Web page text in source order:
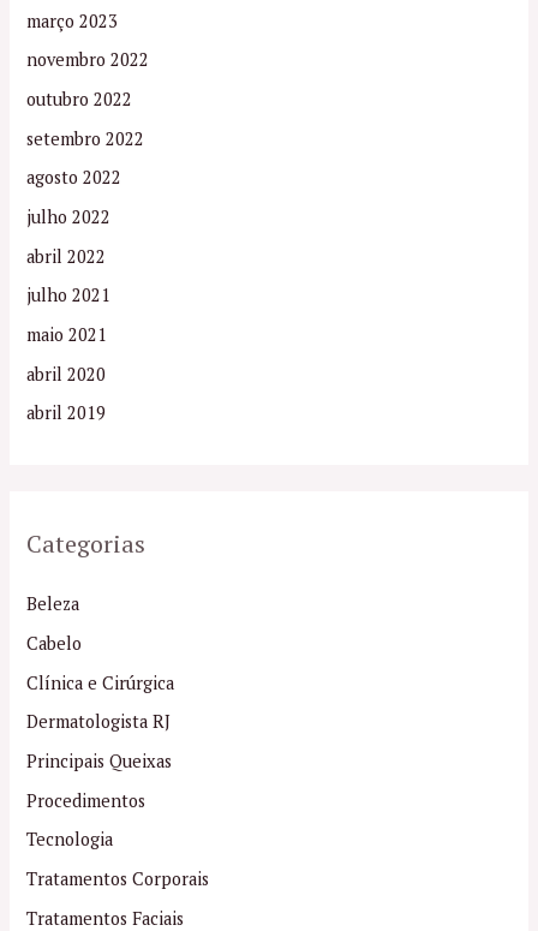
março 2023
novembro 2022
outubro 2022
setembro 2022
agosto 2022
julho 2022
abril 2022
julho 2021
maio 2021
abril 2020
abril 2019
Categorias
Beleza
Cabelo
Clínica e Cirúrgica
Dermatologista RJ
Principais Queixas
Procedimentos
Tecnologia
Tratamentos Corporais
Tratamentos Faciais